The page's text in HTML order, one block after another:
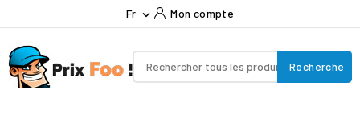
Fr  Mon compte
Recherche